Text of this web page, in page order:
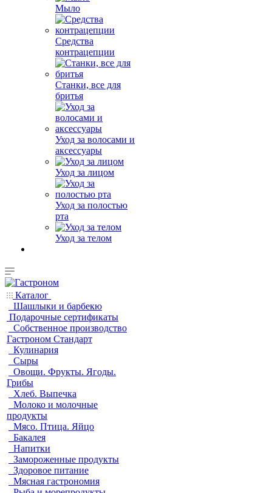
Мыло
Средства
контрацепции
Станки, все для
бритья
Уход за волосами и
аксессуары
Уход за лицом
Уход за полостью
рта
Уход за телом
Каталог
Шашлыки и барбекю
Подарочные сертификаты
Собственное производство
Гастроном Стандарт
Кулинария
Сыры
Овощи. Фрукты. Ягоды.
Грибы
Хлеб. Выпечка
Молоко и молочные
продукты
Мясо. Птица. Яйцо
Бакалея
Напитки
Замороженные продукты
Здоровое питание
Мясная гастрономия